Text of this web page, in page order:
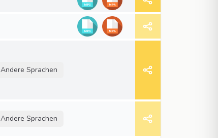
Andere Sprachen
Andere Sprachen